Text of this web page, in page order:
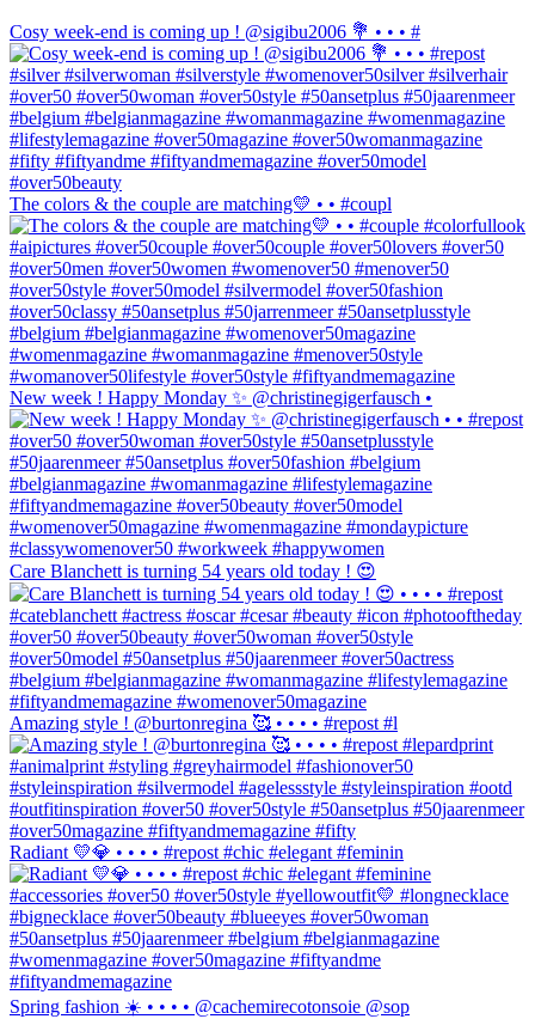
Cosy week-end is coming up ! @sigibu2006 💐 • • • #
The colors & the couple are matching💛 • • #coupl
New week ! Happy Monday ✨ @christinegigerfausch •
Care Blanchett is turning 54 years old today ! 😍
Amazing style ! @burtonregina 🥰 • • • • #repost #l
Radiant 💛💎 • • • • #repost #chic #elegant #feminin
Spring fashion ☀️ • • • • @cachemirecotonsoie @sop